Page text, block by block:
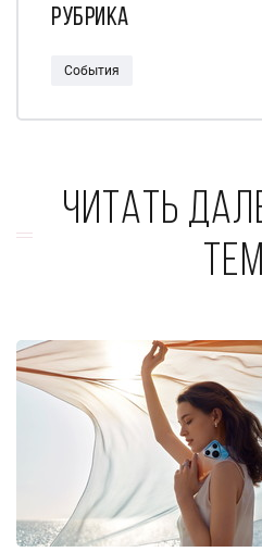
Рубрика
События
Читать